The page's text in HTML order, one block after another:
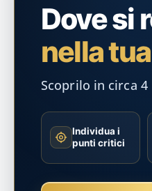
Dove si
nella
Scoprilo in circa
Individua i
punti critici